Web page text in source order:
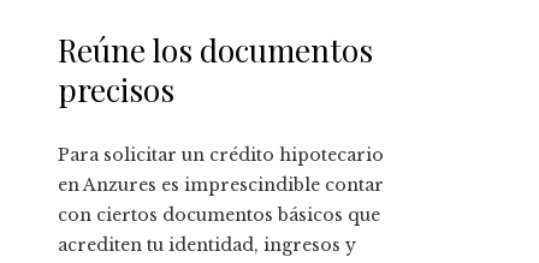
Reúne los documentos
precisos
Para solicitar un crédito hipotecario
en Anzures es imprescindible contar
con ciertos documentos básicos que
acrediten tu identidad, ingresos y